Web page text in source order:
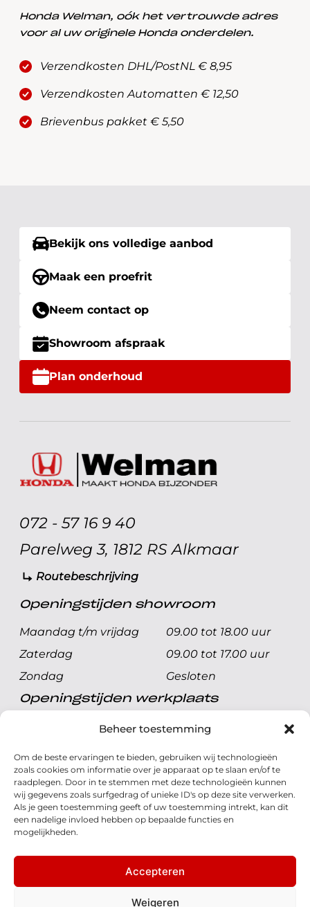
Beheer toestemming
Om de beste ervaringen te bieden, gebruiken wij technologieën
zoals cookies om informatie over je apparaat op te slaan en/of te
raadplegen. Door in te stemmen met deze technologieën kunnen
wij gegevens zoals surfgedrag of unieke ID's op deze site verwerken.
Als je geen toestemming geeft of uw toestemming intrekt, kan dit
een nadelige invloed hebben op bepaalde functies en
mogelijkheden.
Accepteren
Weigeren
Honda Welman, oók het vertrouwde adres
voor al uw originele Honda onderdelen.
Verzendkosten DHL/PostNL € 8,95
Verzendkosten Automatten € 12,50
Brievenbus pakket € 5,50
Bekijk ons volledige aanbod
Maak een proefrit
Neem contact op
Showroom afspraak
Plan onderhoud
072 - 57 16 9 40
Parelweg 3, 1812 RS Alkmaar
Routebeschrijving
Openingstijden showroom
Maandag t/m vrijdag
09.00 tot 18.00 uur
Zaterdag
09.00 tot 17.00 uur
Zondag
Gesloten
Openingstijden werkplaats
Maandag t/m vrijdag
08.00 tot 17.00 uur
Zondag
Gesloten
Volg ons
© 2026 - Honda Welman